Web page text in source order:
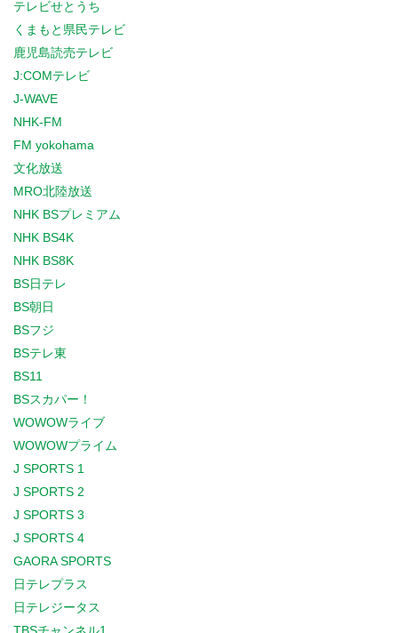
テレビせとうち
くまもと県民テレビ
鹿児島読売テレビ
J:COMテレビ
J-WAVE
NHK-FM
FM yokohama
文化放送
MRO北陸放送
NHK BSプレミアム
NHK BS4K
NHK BS8K
BS日テレ
BS朝日
BSフジ
BSテレ東
BS11
BSスカパー！
WOWOWライブ
WOWOWプライム
J SPORTS 1
J SPORTS 2
J SPORTS 3
J SPORTS 4
GAORA SPORTS
日テレプラス
日テレジータス